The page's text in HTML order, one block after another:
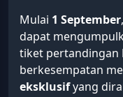
Mulai 1 September
dapat
tiket pertandingan
berkesempatan
eksklusifyang